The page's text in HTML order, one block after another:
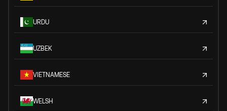
URDU
UZBEK
VIETNAMESE
WELSH